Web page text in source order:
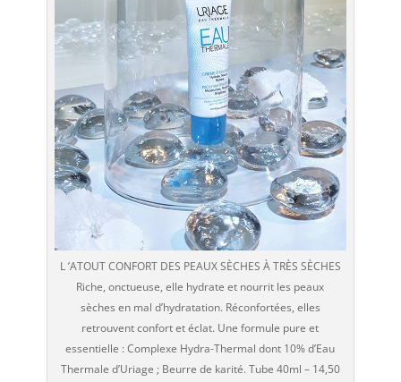
L ’ATOUT CONFORT DES PEAUX SÈCHES À TRÈS SÈCHES
Riche, onctueuse, elle hydrate et nourrit les peaux
sèches en mal d’hydratation. Réconfortées, elles
retrouvent confort et éclat. Une formule pure et
essentielle : Complexe Hydra-Thermal dont 10% d’Eau
Thermale d’Uriage ; Beurre de karité. Tube 40ml – 14,50